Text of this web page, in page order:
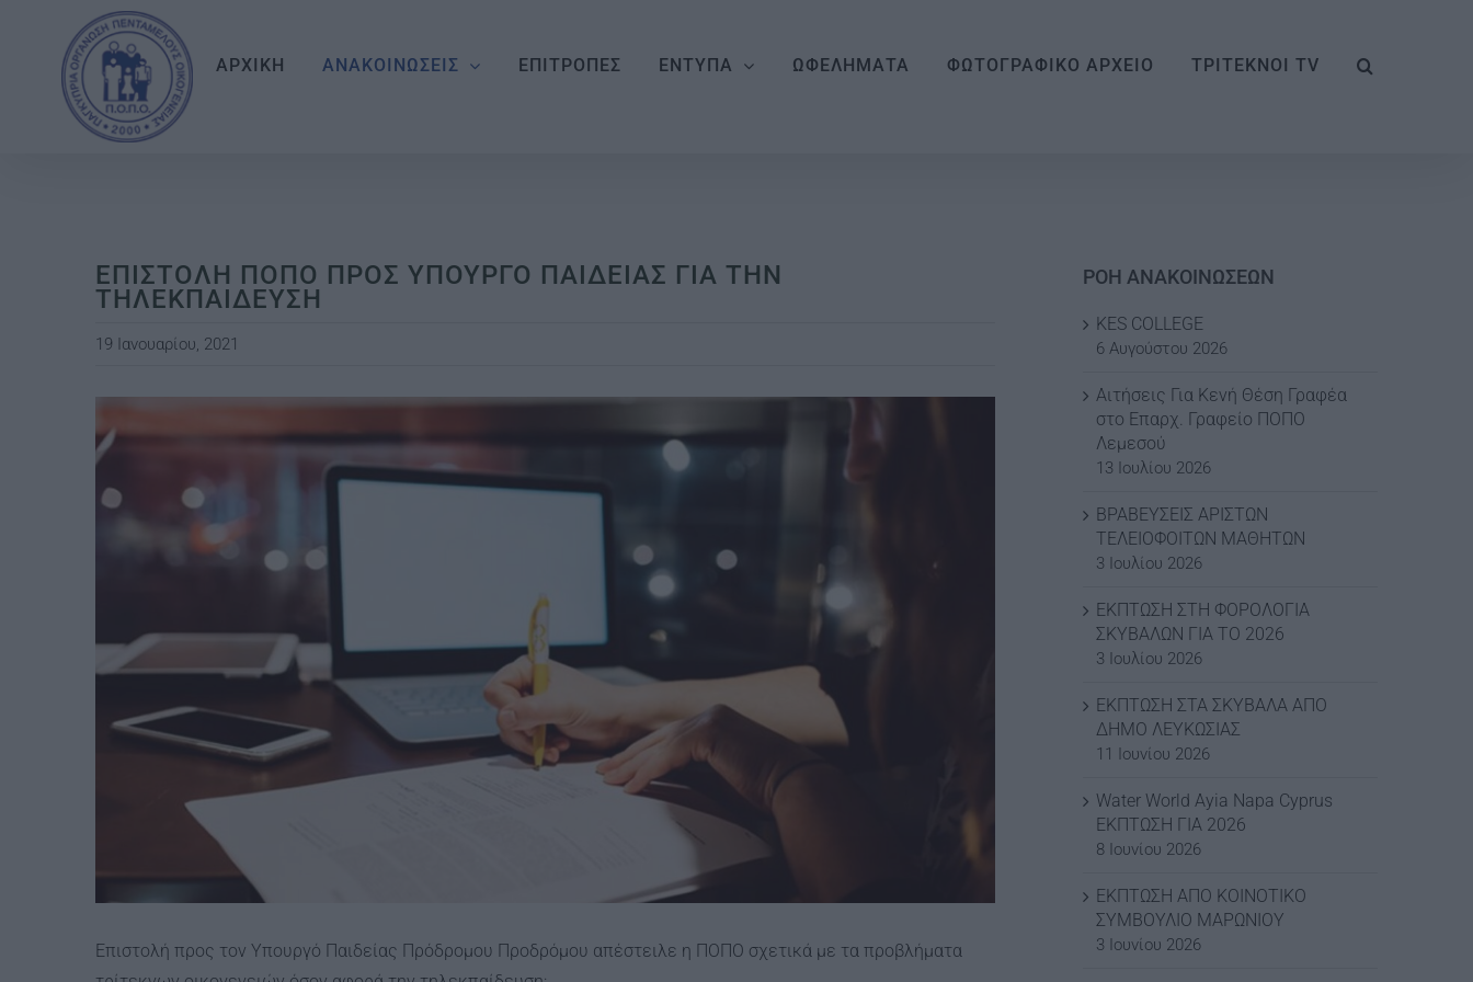
ΑΡΧΙΚΗ ΑΝΑΚΟΙΝΩΣΕΙΣ ΕΠΙΤΡΟΠΕΣ ΕΝΤΥΠΑ ΩΦΕΛΗΜΑΤΑ ΦΩΤΟΓΡΑΦΙΚΟ ΑΡΧΕΙΟ ΤΡΙΤΕΚΝΟΙ TV
ΕΠΙΣΤΟΛΗ ΠΟΠΟ ΠΡΟΣ ΥΠΟΥΡΓΟ ΠΑΙΔΕΙΑΣ ΓΙΑ ΤΗΝ
ΤΗΛΕΚΠΑΙΔΕΥΣΗ
19 Ιανουαρίου, 2021
Larger
Επιστολή προς τον Υπουργό Παιδείας Πρόδρομου Προδρόμου απέστειλε η ΠΟΠΟ σχετικά με τα προβλήματα
ΡΟΗ ΑΝΑΚΟΙΝΩΣΕΩΝ
KES COLLEGE
6 Αυγούστου 2026
Αιτήσεις Για Κενή Θέση Γραφέα
στο Επαρχ. Γραφείο ΠΟΠΟ
Λεμεσού
13 Ιουλίου 2026
ΒΡΑΒΕΥΣΕΙΣ ΑΡΙΣΤΩΝ
ΤΕΛΕΙΟΦΟΙΤΩΝ ΜΑΘΗΤΩΝ
3 Ιουλίου 2026
ΕΚΠΤΩΣΗ ΣΤΗ ΦΟΡΟΛΟΓΙΑ
ΣΚΥΒΑΛΩΝ ΓΙΑ ΤΟ 2026
3 Ιουλίου 2026
ΕΚΠΤΩΣΗ ΣΤΑ ΣΚΥΒΑΛΑ ΑΠΟ
ΔΗΜΟ ΛΕΥΚΩΣΙΑΣ
11 Ιουνίου 2026
Water World Ayia Napa Cyprus
ΕΚΠΤΩΣΗ ΓΙΑ 2026
8 Ιουνίου 2026
ΕΚΠΤΩΣΗ ΑΠΟ ΚΟΙΝΟΤΙΚΟ
ΣΥΜΒΟΥΛΙΟ ΜΑΡΩΝΙΟΥ
3 Ιουνίου 2026